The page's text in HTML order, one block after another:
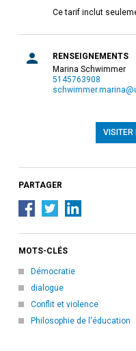
Ce tarif inclut
RENSEIGNEMENTS
Marina Schwimmer
5145763908
VISITER
PARTAGER
MOTS-CLÉS
Démocratie
dialogue
Conflit et violence
Philosophie de l'éducation